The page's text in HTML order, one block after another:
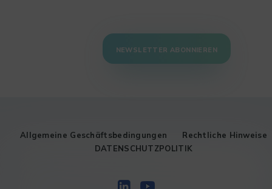
NEWSLETTER ABONNIEREN
Allgemeine Geschäftsbedingungen
Rechtliche Hinweise
DATENSCHUTZPOLITIK